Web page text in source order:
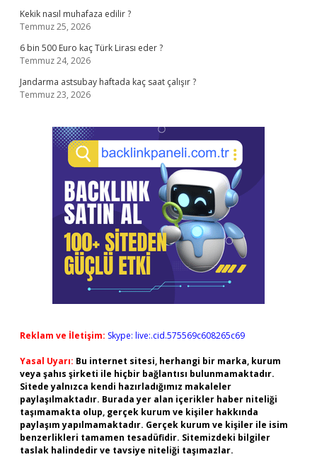
Kekik nasıl muhafaza edilir ?
Temmuz 25, 2026
6 bin 500 Euro kaç Türk Lirası eder ?
Temmuz 24, 2026
Jandarma astsubay haftada kaç saat çalışır ?
Temmuz 23, 2026
Reklam ve İletişim: Skype: live:.cid.575569c608265c69
Yasal Uyarı: Bu internet sitesi, herhangi bir marka, kurum
veya şahıs şirketi ile hiçbir bağlantısı bulunmamaktadır.
Sitede yalnızca kendi hazırladığımız makaleler
paylaşılmaktadır. Burada yer alan içerikler haber niteliği
taşımamakta olup, gerçek kurum ve kişiler hakkında
paylaşım yapılmamaktadır. Gerçek kurum ve kişiler ile isim
benzerlikleri tamamen tesadüfidir. Sitemizdeki bilgiler
taslak halindedir ve tavsiye niteliği taşımazlar.